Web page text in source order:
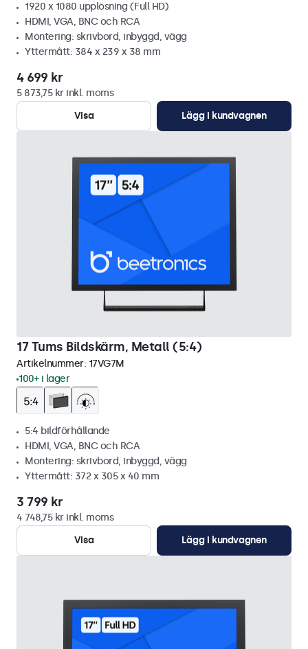
1920 x 1080 upplösning (Full HD)
HDMI, VGA, BNC och RCA
Montering: skrivbord, inbyggd, vägg
Yttermått: 384 x 239 x 38 mm
4 699 kr
5 873,75 kr inkl. moms
Visa
Lägg i kundvagnen
17 Tums Bildskärm, Metall (5:4)
Artikelnummer: 17VG7M
100+ i lager
5:4 bildförhållande
HDMI, VGA, BNC och RCA
Montering: skrivbord, inbyggd, vägg
Yttermått: 372 x 305 x 40 mm
3 799 kr
4 748,75 kr inkl. moms
Visa
Lägg i kundvagnen